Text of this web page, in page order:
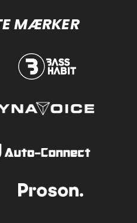
MÆRKER